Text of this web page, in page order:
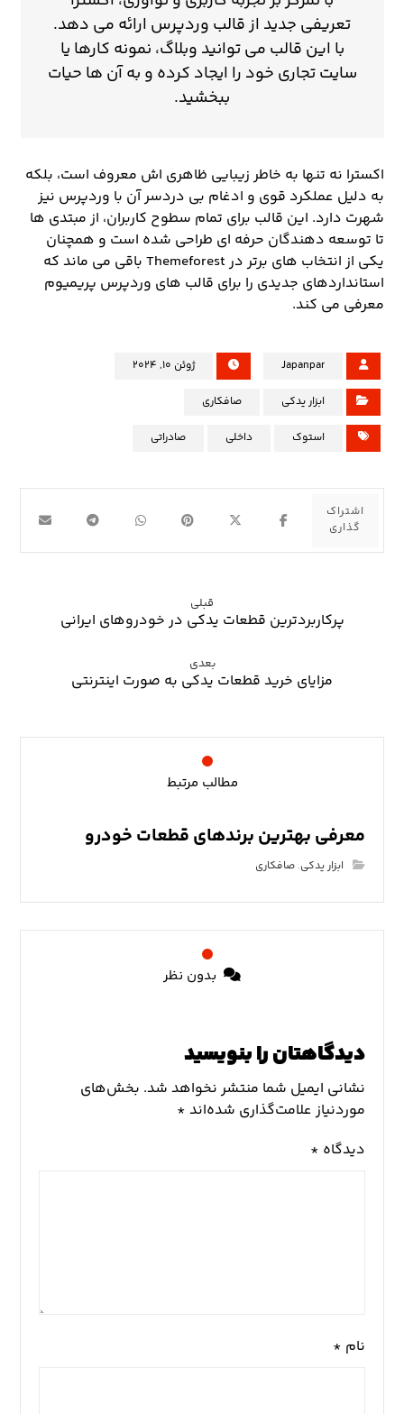
تعریفی جدید از قالب وردپرس ارائه می دهد.
با این قالب می توانید وبلاگ، نمونه کارها یا
سایت تجاری خود را ایجاد کرده و به آن ها حیات
ببخشید.
اکسترا نه تنها به خاطر زیبایی ظاهری اش معروف است، بلکه
به دلیل عملکرد قوی و ادغام بی دردسر آن با وردپرس نیز
شهرت دارد. این قالب برای تمام سطوح کاربران، از مبتدی ها
تا توسعه دهندگان حرفه ای طراحی شده است و همچنان
یکی از انتخاب های برتر در Themeforest باقی می ماند که
استانداردهای جدیدی را برای قالب های وردپرس پریمیوم
معرفی می کند.
Japanpar ژوئن ۱۰, ۲۰۲۴
ابزار یدکی صافکاری
استوک داخلی صادراتی
قبلی
پرکاربردترین قطعات یدکی در خودروهای ایرانی
بعدی
مزایای خرید قطعات یدکی به صورت اینترنتی
مطالب مرتبط
معرفی بهترین برندهای قطعات خودرو
ابزار یدکی,صافکاری
بدون نظر
دیدگاهتان را بنویسید
نشانی ایمیل شما منتشر نخواهد شد. بخش‌های
موردنیاز علامت‌گذاری شده‌اند *
دیدگاه *
نام *